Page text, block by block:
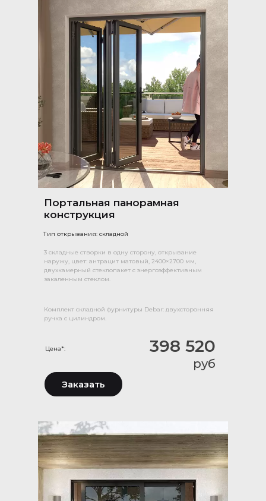
398 520
руб
Портальная панорамная
конструкция
Тип открывания: складной
3 складные створки в одну сторону, открывание
наружу, цвет: антрацит матовый, 2400×2700 мм,
двухкамерный стеклопакет с энергоэффективным
закаленным стеклом.
Комплект складной фурнитуры Debar: двухсторонняя
ручка с цилиндром.
Цена*:
Заказать